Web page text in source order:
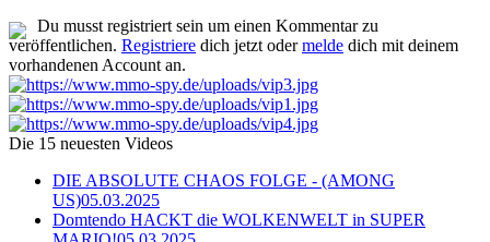
Du musst registriert sein um einen Kommentar zu
veröffentlichen. Registriere dich jetzt odermelde dich mit deinem
vorhandenen Account an.
Die 15 neuesten Videos
DIE ABSOLUTE CHAOS FOLGE - (AMONG
US)05.03.2025
Domtendo HACKT die WOLKENWELT in SUPER